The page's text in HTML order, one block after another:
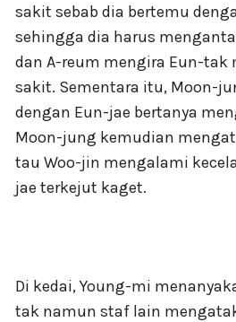
sakit sebab dia bertemu
sehingga dia harus
dan A-reum mengira Eun-tak
sakit. Sementara itu, Moon-
dengan Eun-jae bertanya
Moon-jung kemudian
tau Woo-jin mengalami
jae terkejut kaget.
Di kedai, Young-mi
tak namun staf lain